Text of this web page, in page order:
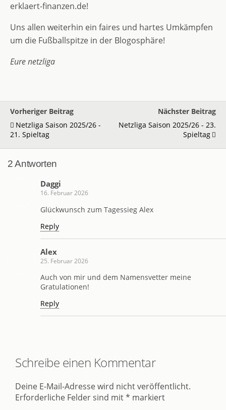
erklaert-finanzen.de!
Uns allen weiterhin ein faires und hartes Umkämpfen
um die Fußballspitze in der Blogosphäre!
Eure netzliga
Vorheriger Beitrag
Netzliga Saison 2025/26 -
21. Spieltag
Nächster Beitrag
Netzliga Saison 2025/26 - 23.
Spieltag
2 Antworten
Daggi
16. Februar 2026
Glückwunsch zum Tagessieg Alex
Reply
Alex
25. Februar 2026
Auch von mir und dem Namensvetter meine
Gratulationen!
Reply
Schreibe einen Kommentar
Deine E-Mail-Adresse wird nicht veröffentlicht.
Erforderliche Felder sind mit* markiert